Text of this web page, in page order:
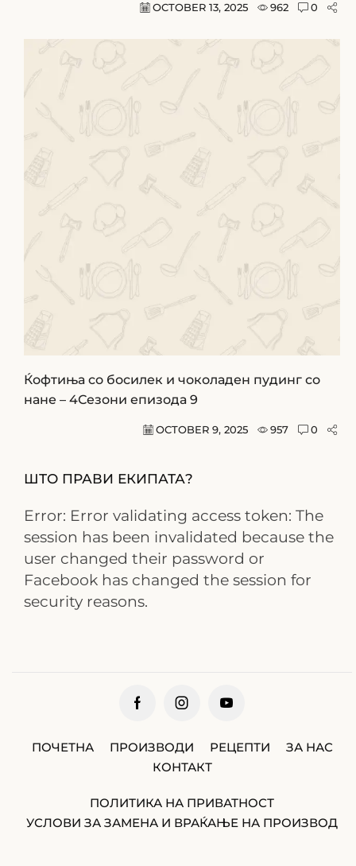
OCTOBER 13, 2025 962 0
Ќофтиња со босилек и чоколаден пудинг со
нане – 4Сезони епизода 9
OCTOBER 9, 2025 957 0
ШТО ПРАВИ ЕКИПАТА?
Error: Error validating access token: The
session has been invalidated because the
user changed their password or
Facebook has changed the session for
security reasons.
ПОЧЕТНА ПРОИЗВОДИ РЕЦЕПТИ
ЗА НАС
КОНТАКТ
ПОЛИТИКА НА ПРИВАТНОСТ
УСЛОВИ ЗА ЗАМЕНА И ВРАЌАЊЕ НА ПРОИЗВОД